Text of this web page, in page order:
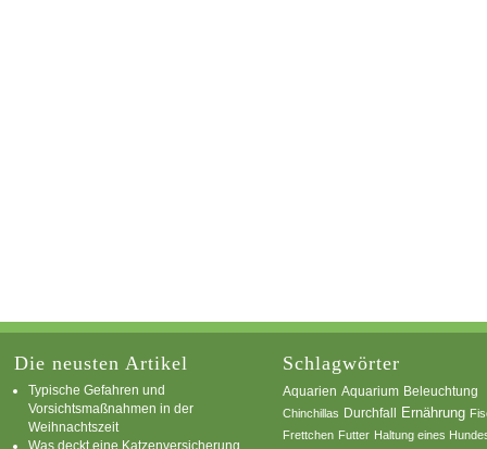
Die neusten Artikel
Typische Gefahren und
Vorsichtsmaßnahmen in der
Weihnachtszeit
Was deckt eine Katzenversicherung
Schlagwörter
Aquarien Aquarium Beleuchtung
Chinchillas Durchfall Ernährung
Frettchen Futter Haltung eines